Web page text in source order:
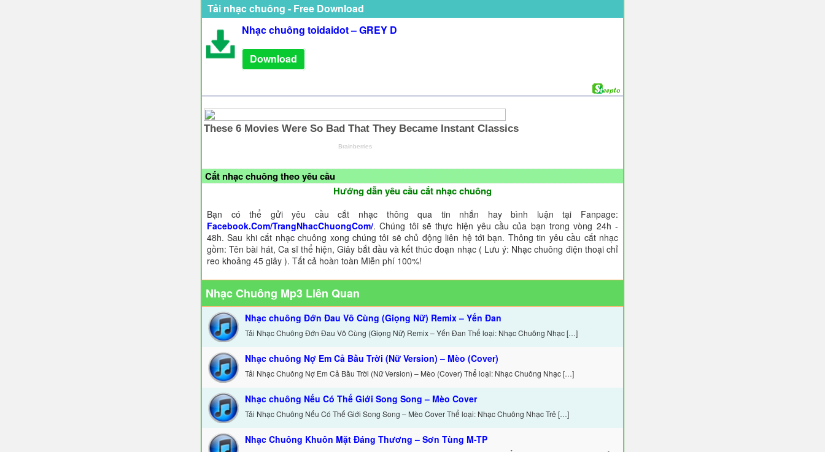
Tải nhạc chuông - Free Download
Nhạc chuông toidaidot – GREY D
Download
Cắt nhạc chuông theo yêu cầu
Hướng dẫn yêu cầu cắt nhạc chuông
Bạn có thể gửi yêu cầu cắt nhạc thông qua tin nhắn hay bình luận tại Fanpage:
Facebook.Com/TrangNhacChuongCom/. Chúng tôi sẽ thực hiện yêu cầu của bạn trong vòng 24h -
48h. Sau khi cắt nhạc chuông xong chúng tôi sẽ chủ động liên hệ tới bạn. Thông tin yêu cầu cắt nhạc
gồm: Tên bài hát, Ca sĩ thể hiện, Giây bắt đầu và kết thúc đoạn nhạc ( Lưu ý: Nhạc chuông điện thoại chỉ
reo khoảng 45 giây ). Tất cả hoàn toàn Miễn phí 100%!
Nhạc Chuông Mp3 Liên Quan
Nhạc chuông Đớn Đau Vô Cùng (Giọng Nữ) Remix – Yến Đan
Tải Nhạc Chuông Đớn Đau Vô Cùng (Giọng Nữ) Remix – Yến Đan Thể loại: Nhạc Chuông Nhạc […]
Nhạc chuông Nợ Em Cả Bầu Trời (Nữ Version) – Mèo (Cover)
Tải Nhạc Chuông Nợ Em Cả Bầu Trời (Nữ Version) – Mèo (Cover) Thể loại: Nhạc Chuông Nhạc […]
Nhạc chuông Nếu Có Thế Giới Song Song – Mèo Cover
Tải Nhạc Chuông Nếu Có Thế Giới Song Song – Mèo Cover Thể loại: Nhạc Chuông Nhạc Trẻ […]
Nhạc Chuông Khuôn Mặt Đáng Thương – Sơn Tùng M-TP